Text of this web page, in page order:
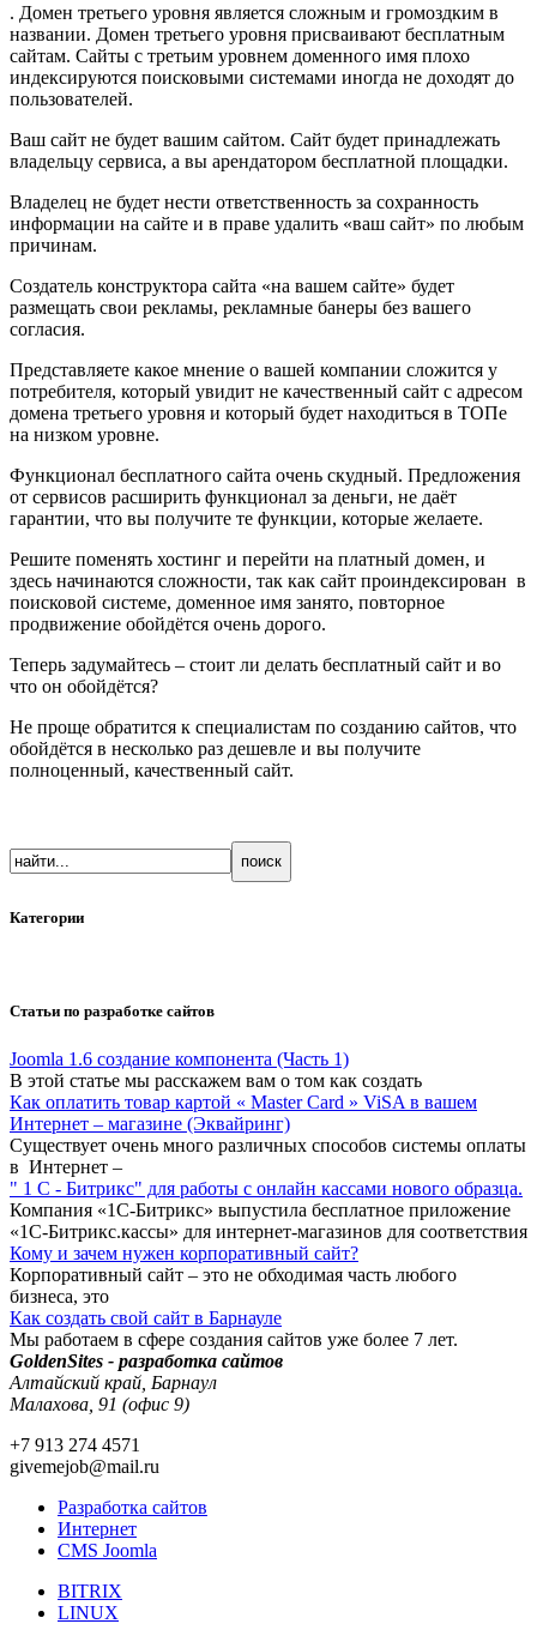
. Домен третьего уровня является сложным и громоздким в
названии. Домен третьего уровня присваивают бесплатным
сайтам. Сайты с третьим уровнем доменного имя плохо
индексируются поисковыми системами иногда не доходят до
пользователей.
Ваш сайт не будет вашим сайтом. Сайт будет принадлежать
владельцу сервиса, а вы арендатором бесплатной площадки.
Владелец не будет нести ответственность за сохранность
информации на сайте и в праве удалить «ваш сайт» по любым
причинам.
Создатель конструктора сайта «на вашем сайте» будет
размещать свои рекламы, рекламные банеры без вашего
согласия.
Представляете какое мнение о вашей компании сложится у
потребителя, который увидит не качественный сайт с адресом
домена третьего уровня и который будет находиться в ТОПе
на низком уровне.
Функционал бесплатного сайта очень скудный. Предложения
от сервисов расширить функционал за деньги, не даёт
гарантии, что вы получите те функции, которые желаете.
Решите поменять хостинг и перейти на платный домен, и
здесь начинаются сложности, так как сайт проиндексирован в
поисковой системе, доменное имя занято, повторное
продвижение обойдётся очень дорого.
Теперь задумайтесь – стоит ли делать бесплатный сайт и во
что он обойдётся?
Не проще обратится к специалистам по созданию сайтов, что
обойдётся в несколько раз дешевле и вы получите
полноценный, качественный сайт.
Категории
Статьи по разработке сайтов
Joomla 1.6 создание компонента (Часть 1)
В этой статье мы расcкажем вам о том как создать
Как оплатить товар картой « Master Card » ViSA в вашем
Интернет – магазине (Эквайринг)
Существует очень много различных способов системы оплаты
в Интернет –
" 1 С - Битрикс" для работы с онлайн кассами нового образца.
Компания «1С-Битрикс» выпустила бесплатное приложение
«1С-Битрикс.кассы» для интернет-магазинов для соответствия
Кому и зачем нужен корпоративный сайт?
Корпоративный сайт – это не обходимая часть любого
бизнеса, это
Как создать свой сайт в Барнауле
Мы работаем в сфере создания сайтов уже более 7 лет.
GoldenSites - разработка сайтов
Алтайский край, Барнаул
Малахова, 91 (офис 9)
+7 913 274 4571
givemejob@mail.ru
Разработка сайтов
Интернет
CMS Joomla
BITRIX
LINUX